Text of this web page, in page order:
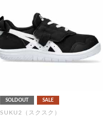
SOLDOUT SALE
SUKU2（スクスク）